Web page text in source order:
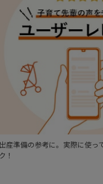
出産準備の参考に。実際に使っ
ク！